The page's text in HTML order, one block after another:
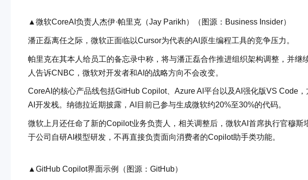
▲微软CoreAI负责人杰伊·帕里克（Jay Parikh）（图源：Business Insider）
潘正磊离任之际，微软正面临以Cursor为代表的AI原生编程工具的竞争压力。
帕里克在其本人给员工的备忘录中称，将与潘正磊合作推进组织架构调整，并继
人告诉CNBC，微软对开发者和AI的战略方向不会改变。
CoreAI的核心产品线包括GitHub Copilot、Azure AI平台以及AI强化版VS Code
AI开发栈。纳德拉近期披露，AI目前已参与生成微软约20%至30%的代码。
微软上月还任命了新的Copilot业务负责人，相关调整后，微软AI首席执行官穆斯
于公司自研AI模型研发，不再直接负责面向消费者的Copilot助手类功能。
▲GitHub Copilot界面示例（图源：GitHub）